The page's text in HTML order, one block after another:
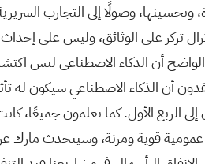
وتحسينها، وصولًا إلى التجارب
تركز على الوثائق، وليس على
أن الذكاء الاصطناعي ليس
أن الذكاء الاصطناعي سيكون
الأول. كما تعلمون جميعًا،
عمومية قوية ومرنة، وسيتحدث